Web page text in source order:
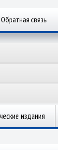
Обратная связь
издания